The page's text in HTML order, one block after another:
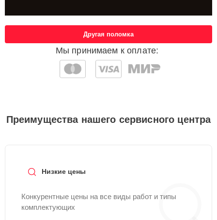
Мы принимаем к оплате:
Другая поломка
Преимущества нашего сервисного центра
Низкие цены
Конкурентные цены на все виды работ и типы
комплектующих